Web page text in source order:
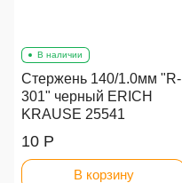
В наличии
Стержень 140/1.0мм "R-
301" черный ERICH
KRAUSE 25541
10 Р
В корзину